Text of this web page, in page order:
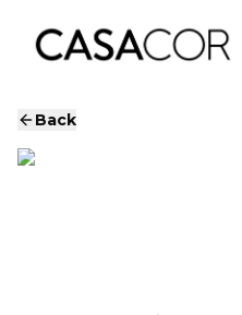
Back